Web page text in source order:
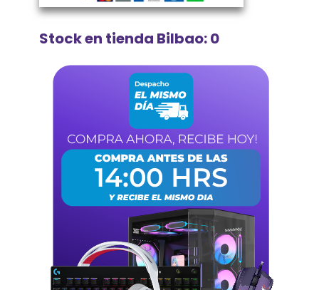
Stock en tienda Bilbao: 0